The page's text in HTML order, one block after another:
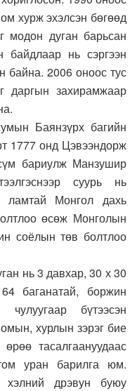
хурж эхэлсэн бөгөөд
модон дуган барьсан
нь сэргээн
байна. 2006 оноос тус
даргын захирамжаар
Баянзүрх багийн
1777 онд Цэвээндорж
бариулж Манзушир
суурь нь
ламтай Монгол дахь
өсөж Монголын
соёлын төв болтлоо
нь 3 давхар, 30 х 30
баганатай, боржин
бүтээсэн
хурлын зэрэг бие
тасалгаануудаас
уран барилга юм.
хэлний дрэвун буюу